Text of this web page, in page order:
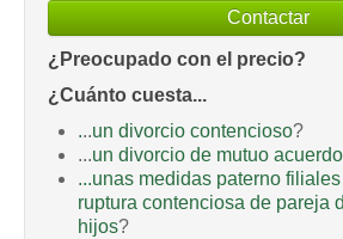
Contactar
¿Preocupado con el precio?
¿Cuánto cuesta...
...un divorcio contencioso?
...un divorcio de mutuo acuerdo
...unas medidas paterno
ruptura contenciosa de pareja
hijos?